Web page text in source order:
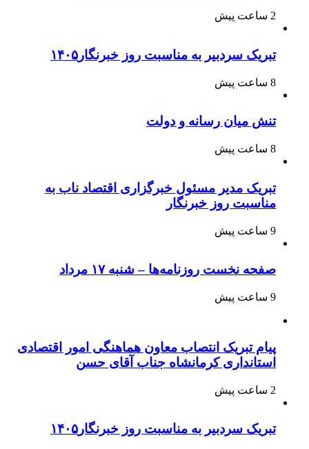
2 ساعت پیش
تبریک سردبیر به مناسبت روز خبرنگار۱۴۰۵
8 ساعت پیش
تنش میان رسانه و دولت
8 ساعت پیش
تبریک مدیر مسئول خبرگزاری اقتصاد ناب به
مناسبت روز خبرنگار
9 ساعت پیش
صفحه نخست روزنامه‌ها – شنبه ۱۷ مرداد
9 ساعت پیش
پیام تبریک انتصاب معاون هماهنگی امور اقتصادی
استانداری کرمانشاه جناب آقای حسن
2 ساعت پیش
تبریک سردبیر به مناسبت روز خبرنگار۱۴۰۵